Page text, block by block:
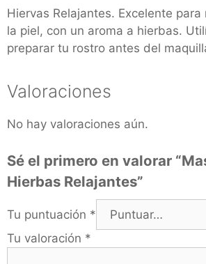
Hiervas Relajantes. Excelente
la piel, con un aroma a hierbas.
preparar tu rostro antes del
Valoraciones
No hay valoraciones aún.
Sé el primero en valorar
Hierbas Relajantes”
Tu puntuación *
Tu valoración *